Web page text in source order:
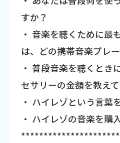
すか？
・ 音楽を聴くために最
は、どの携帯音楽プレ
・ 普段音楽を聴くとき
セサリーの金額を教えて
・ ハイレゾという言葉
・ ハイレゾの音楽を購